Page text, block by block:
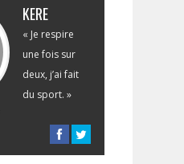
KERE
« Je respire
une fois sur
deux, j’ai fait
du sport. »